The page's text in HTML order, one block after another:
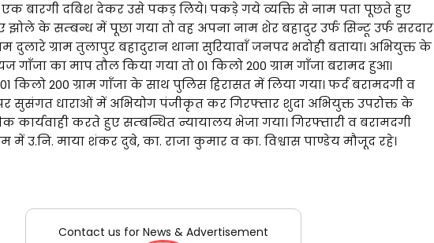
बारगी दबिश देकर उसे पकड़ लिये। पकड़े गये व्यक्ति से नाम पता पूछते हुए
झोले के सम्बन्ध में पूछा गया तो वह अपना नाम शेर बहादुर उर्फ सिन्टू उर्फ सरदार
दुलारे ग्राम तुलापुर बहादुरान थाना सुरियावाँ जनपद भदोही बताया। अभियुक्त के
गाँजा का माप तौल किया गया तो 01 किलो 200 ग्राम गाँजा बरामद हुआ।
किलो 200 ग्राम गाँजा के साथ पुलिस हिरासत में लिया गया। फर्द बरामदगी व
सुसंगत धाराओं में अभियोग पंजीकृत कर गिरफ्तार शुदा अभियुक्त उपरोक्त के
कार्यवाही करते हुए सम्बन्धित न्यायालय भेजा गया। गिरफ्तारी व बरामदगी
उ.नि. माया शंकर दुबे, का. राजा कुमार व का. विश्वास पाण्डेय मौजूद रहे।
Contact us for News & Advertisement